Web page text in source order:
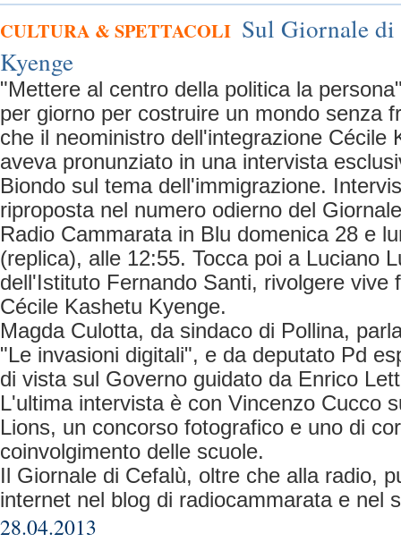
CULTURA & SPETTACOLI Sul Giornale di
Kyenge
"Mettere al centro della politica la
per giorno per costruire un mondo senza
che il neoministro dell'integrazione Cécile
aveva pronunziato in una intervista
Biondo sul tema dell'immigrazione.
riproposta nel numero odierno del
Radio Cammarata in Blu domenica 28 e
(replica), alle 12:55. Tocca poi a Luciano
dell'Istituto Fernando Santi, rivolgere vive
Cécile Kashetu Kyenge.
Magda Culotta, da sindaco di Pollina,
"Le invasioni digitali", e da deputato Pd
di vista sul Governo guidato da Enrico
L'ultima intervista è con Vincenzo Cucco
Lions, un concorso fotografico e uno di
coinvolgimento delle scuole.
Il Giornale di Cefalù, oltre che alla radio,
internet nel blog di radiocammarata e nel
28.04.2013